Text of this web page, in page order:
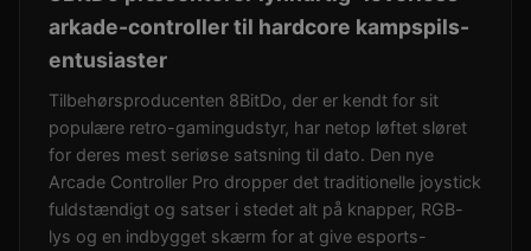
arkade-controller til hardcore kampspils-
entusiaster
Tilbehørsproducenten 8BitDo, der er kendt for sit
populære retro-gamingudstyr, har netop løftet sløret
for deres mest seriøse satsning til dato. Den nye
Arcade Controller Pro dropper det traditionelle joystick
fuldstændigt og satser i stedet alt på knapper, RGB-
lys og en indbygget skærm for at give esports-